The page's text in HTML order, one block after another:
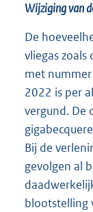
Wijziging van
De
vliegas
met
2022 is per
vergund. De
Bij de
gevolgen al
blootstelling